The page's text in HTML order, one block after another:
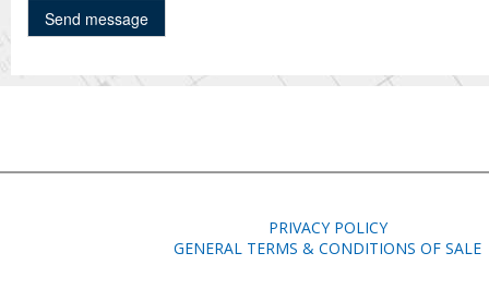
PRIVACY POLICY
GENERAL TERMS & CONDITIONS OF SALE